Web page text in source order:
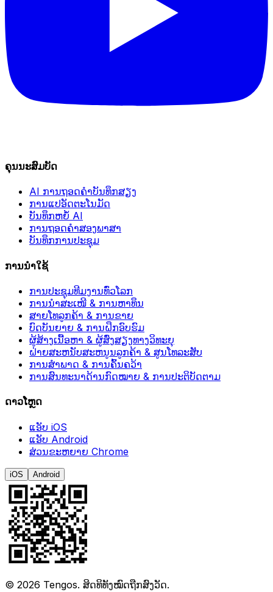
ຄຸນນະສົມບັດ
AI ການຖອດຄຳບັນທຶກສຽງ
ການແປອັດຕະໂນມັດ
ບັນທຶກຫຍໍ້ AI
ການຖອດຄຳສອງພາສາ
ບັນທຶກການປະຊຸມ
ການນຳໃຊ້
ການປະຊຸມທີມງານທົ່ວໂລກ
ການນຳສະເໜີ & ການຫາທຶນ
ສາຍໂທລູກຄ້າ & ການຂາຍ
ບົດບັນຍາຍ & ການຝຶກອົບຮົມ
ຜູ້ສ້າງເນື້ອຫາ & ຜູ້ສົ່ງສຽງທາງວິທະຍຸ
ຝ່າຍສະຫນັບສະຫນູນລູກຄ້າ & ສູນໂທລະສັບ
ການສຳພາດ & ການຄົ້ນຄວ້າ
ການສົນທະນາດ້ານກົດໝາຍ & ການປະຕິບັດຕາມ
ດາວໂຫຼດ
ແອັບ iOS
ແອັບ Android
ສ່ວນຂະຫຍາຍ Chrome
iOS Android
© 2026 Tengos. ສິດທິທັງໝົດຖືກສົງວັດ.